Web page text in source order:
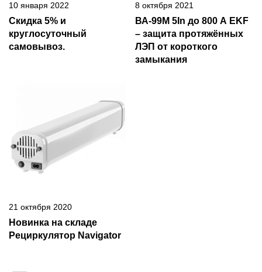
10 января 2022
Скидка 5% и
круглосуточный
самовывоз.
8 октября 2021
ВА-99М 5In до 800 А EKF
– защита протяжённых
ЛЭП от короткого
замыкания
21 октября 2020
Новинка на складе
Рециркулятор Navigator